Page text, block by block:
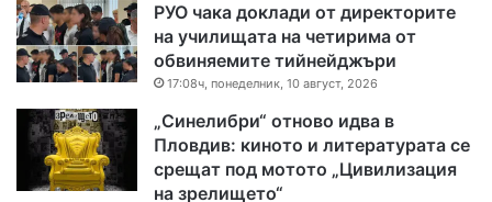
РУО чака доклади от директорите
на училищата на четирима от
обвиняемите тийнейджъри
17:08ч, понеделник, 10 август, 2026
„Синелибри“ отново идва в
Пловдив: киното и литературата се
срещат под мотото „Цивилизация
на зрелището“